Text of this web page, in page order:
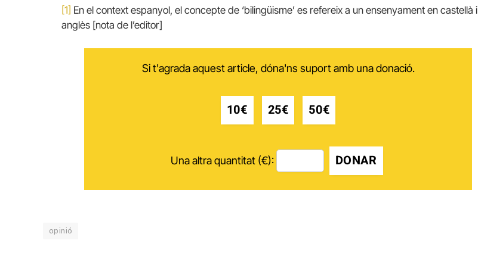
[1] En el context espanyol, el concepte de ‘bilingüisme’ es refereix a un ensenyament en castellà i
anglès [nota de l’editor]
Si t'agrada aquest article, dóna'ns suport amb una donació.
10€ 25€ 50€
Una altra quantitat (€): DONAR
opinió